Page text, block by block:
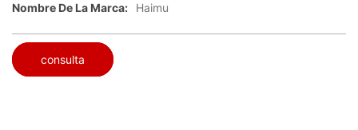
Nombre De La Marca: Haimu
consulta